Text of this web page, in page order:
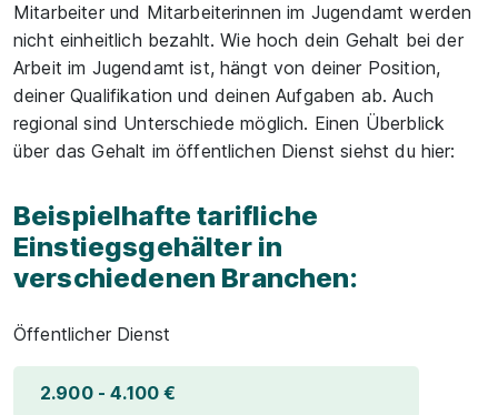
Mitarbeiter und Mitarbeiterinnen im Jugendamt werden
nicht einheitlich bezahlt. Wie hoch dein Gehalt bei der
Arbeit im Jugendamt ist, hängt von deiner Position,
deiner Qualifikation und deinen Aufgaben ab. Auch
regional sind Unterschiede möglich. Einen Überblick
über das Gehalt im öffentlichen Dienst siehst du hier:
Beispielhafte tarifliche
Einstiegsgehälter in
verschiedenen Branchen:
Öffentlicher Dienst
2.900 - 4.100 €